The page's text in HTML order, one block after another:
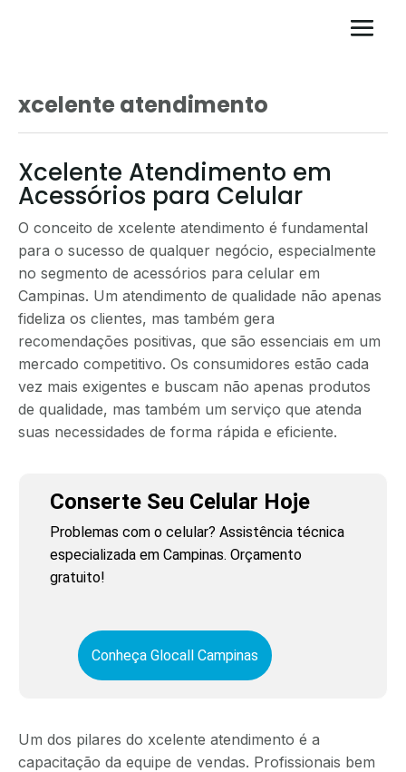
xcelente atendimento
Xcelente Atendimento em
Acessórios para Celular
O conceito de xcelente atendimento é fundamental
para o sucesso de qualquer negócio, especialmente
no segmento de acessórios para celular em
Campinas. Um atendimento de qualidade não apenas
fideliza os clientes, mas também gera
recomendações positivas, que são essenciais em um
mercado competitivo. Os consumidores estão cada
vez mais exigentes e buscam não apenas produtos
de qualidade, mas também um serviço que atenda
suas necessidades de forma rápida e eficiente.
Conserte Seu Celular Hoje
Problemas com o celular? Assistência técnica
especializada em Campinas. Orçamento
gratuito!
Conheça Glocall Campinas
Um dos pilares do xcelente atendimento é a
capacitação da equipe de vendas. Profissionais bem